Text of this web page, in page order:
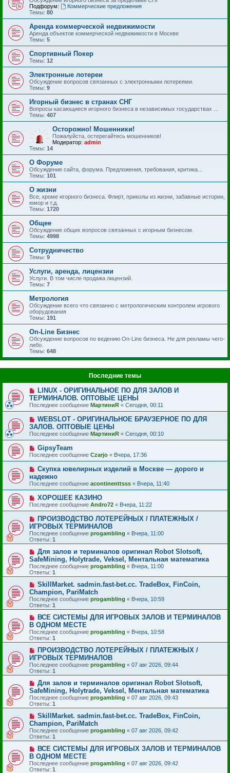
Подфорум:
Коммерческие предложения
Темы: 80
Аренда коммерческой недвижимости
Аренда объектов коммерческой недвижимости в Москве
Темы: 5
Спортивный Покер
Темы: 12
Электронные лотереи
Обсуждение вопросов связанных с электронными лотереями.
Темы: 9
Игорный бизнес в странах СНГ
Вопросы касающиеся игорного бизнеса в независимых государствах ...
Темы: 407
Осторожно! Мошенники!
Пожалуйста, остерегайтесь мошенников!
Модератор: admin
Темы: 14
О Форуме
Обсуждение сайта, форума. Предложения, требования, критика...
Темы: 101
О жизни
Все, кроме игорного бизнеса. Флирт, приколы из жизни, забавные истории,
юмор и т.д.
Темы: 1720
Общее
Обсуждение общих вопросов связанных с игорным бизнесом.
Темы: 4998
Сотрудничество
Темы: 9
Услуги, аренда, лицензии
Услуги. В том числе продажа лицензий.
Темы: 7
Метрология
Обсуждение всего что связанно с метрологическим контролем игрового
оборудования
Темы: 191
On-Line Бизнес
Обсуждение вопросов по ведению On-Line бизнеса. Не для рекламы чего-
либо.
Темы: 648
Последние темы
LINUX - ОРИГИНАЛЬНОЕ ПО ДЛЯ ЗАЛОВ И
ТЕРМИНАЛОВ. ОПТОВЫЕ ЦЕНЫ
Последнее сообщение МартиниR « Сегодня, 00:11
WEBSLOT - ОРИГИНАЛЬНОЕ БРАУЗЕРНОЕ ПО ДЛЯ
ЗАЛОВ. ОПТОВЫЕ ЦЕНЫ
Последнее сообщение МартиниR « Сегодня, 00:10
GipsyTeam
Последнее сообщение Czarjo « Вчера, 17:36
Скупка ювелирных изделий в Москве — дорого и
надежно
Последнее сообщение acontinenttsss « Вчера, 11:40
ХОРОШЕЕ КАЗИНО
Последнее сообщение Andro72 « Вчера, 11:22
ПРОИЗВОДСТВО ЛОТЕРЕЙНЫХ / ПЛАТЕЖНЫХ /
ИГРОВЫХ ТЕРМИНАЛОВ
Последнее сообщение progambling « Вчера, 11:00
Ответы: 1
Для залов и терминалов оригинал Robot Slotsoft,
SafeMining, Holytrade, Veksel, Ментальная математика
Последнее сообщение progambling « Вчера, 11:00
Ответы: 1
SkillMarket. sadmin.fast-bet.cc. TradeBox, FinCoin,
Champion, PariMatch
Последнее сообщение progambling « Вчера, 10:59
Ответы: 1
ВСЕ СИСТЕМЫ ДЛЯ ИГРОВЫХ ЗАЛОВ И ТЕРМИНАЛОВ
В ОДНОМ МЕСТЕ
Последнее сообщение progambling « Вчера, 10:58
Ответы: 1
ПРОИЗВОДСТВО ЛОТЕРЕЙНЫХ / ПЛАТЕЖНЫХ /
ИГРОВЫХ ТЕРМИНАЛОВ
Последнее сообщение progambling « 07 авг 2026, 09:44
Ответы: 1
Для залов и терминалов оригинал Robot Slotsoft,
SafeMining, Holytrade, Veksel, Ментальная математика
Последнее сообщение progambling « 07 авг 2026, 09:43
Ответы: 1
SkillMarket. sadmin.fast-bet.cc. TradeBox, FinCoin,
Champion, PariMatch
Последнее сообщение progambling « 07 авг 2026, 09:42
Ответы: 1
ВСЕ СИСТЕМЫ ДЛЯ ИГРОВЫХ ЗАЛОВ И ТЕРМИНАЛОВ
В ОДНОМ МЕСТЕ
Последнее сообщение progambling « 07 авг 2026, 09:42
Ответы: 1